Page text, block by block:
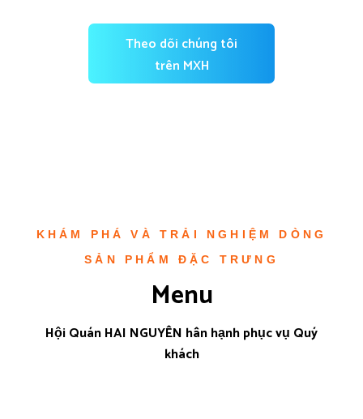
Theo dõi chúng tôi
trên MXH
KHÁM PHÁ VÀ TRẢI NGHIỆM DÒNG
SẢN PHẨM ĐẶC TRƯNG
Menu
Hội Quán HAI NGUYÊN hân hạnh phục vụ Quý
khách